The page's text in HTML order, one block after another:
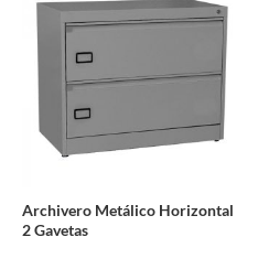
Archivero Metálico Horizontal
2 Gavetas